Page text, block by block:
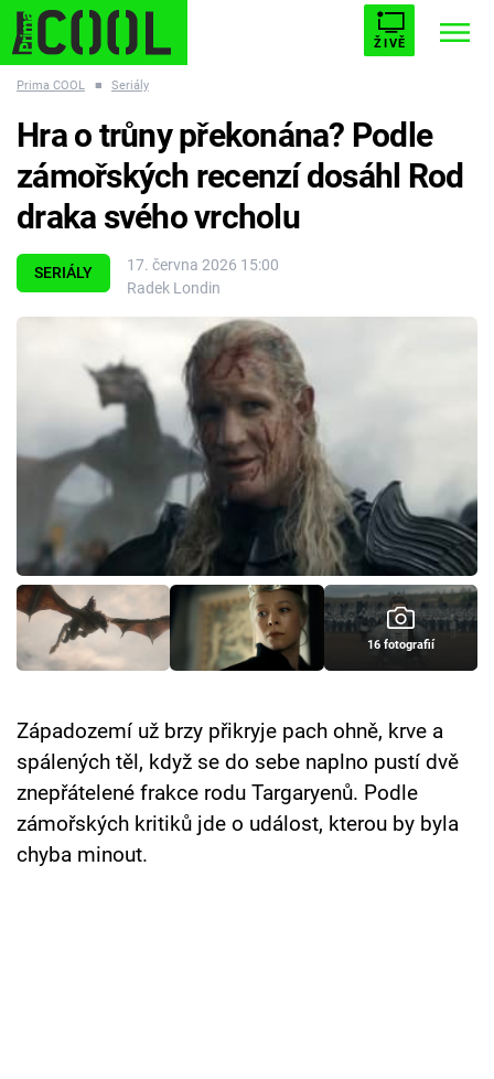
ŽIVĚ
ESCAPE PLNEJ KOTEL AVENGERS 5
Témata
Hry
Cool Esport
Pořady
TV Program
Sledujte nás
Prima COOL ■ Seriály
SERIÁLY
17. června 2026 15:00
Radek Londin
Hra o trůny překonána? Podle
zámořských recenzí dosáhl Rod
draka svého vrcholu
16 fotografií
Západozemí už brzy přikryje pach ohně, krve a
spálených těl, když se do sebe naplno pustí dvě
znepřátelené frakce rodu Targaryenů. Podle
zámořských kritiků jde o událost, kterou by byla
chyba minout.